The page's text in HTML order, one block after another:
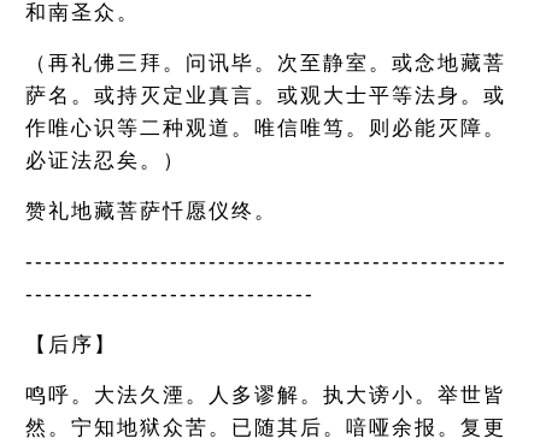
和南圣众。
（再礼佛三拜。问讯毕。次至静室。或念地藏菩
萨名。或持灭定业真言。或观大士平等法身。或
作唯心识等二种观道。唯信唯笃。则必能灭障。
必证法忍矣。）
赞礼地藏菩萨忏愿仪终。
--------------------------------------------------
------------------------------
【后序】
鸣呼。大法久湮。人多谬解。执大谤小。举世皆
然。宁知地狱众苦。已随其后。喑哑余报。复更